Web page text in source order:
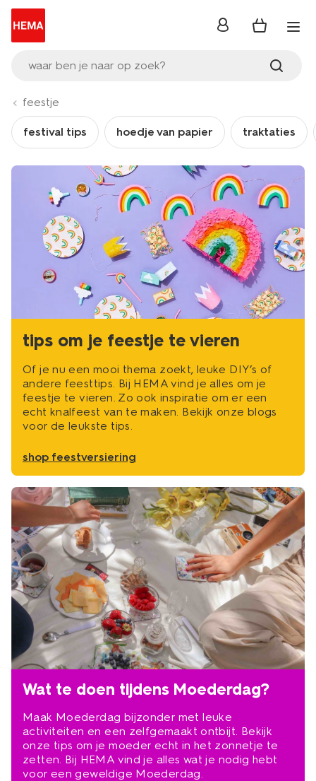
waar ben je naar op zoek?
inloggen
feestje
festival tips hoedje van papier traktaties
tips om je feestje te vieren
Of je nu een mooi thema zoekt, leuke DIY’s of
andere feesttips. Bij HEMA vind je alles om je
feestje te vieren. Zo ook inspiratie om er een
echt knalfeest van te maken. Bekijk onze blogs
voor de leukste tips.
shop feestversiering
Wat te doen tijdens Moederdag?
Maak Moederdag bijzonder met leuke
activiteiten en een zelfgemaakt ontbijt. Bekijk
onze tips om je moeder echt in het zonnetje te
zetten. Bij HEMA vind je alles wat je nodig hebt
voor een geweldige Moederdag.